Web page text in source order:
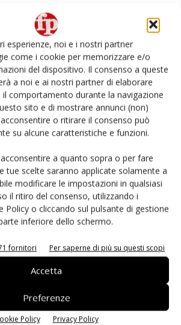
esperienze, noi e i nostri partner
come i cookie per memorizzare e/o
del dispositivo. Il consenso a queste
a noi e ai nostri partner di elaborare
comportamento durante la navigazione
sito e di mostrare annunci (non)
o ritirare il consenso può
su alcune caratteristiche e funzioni.
a quanto sopra o per fare
tue scelte saranno applicate solamente a
modificare le impostazioni in qualsiasi
il ritiro del consenso, utilizzando i
Policy o cliccando sul pulsante di gestione
inferiore dello schermo.
fornitori Per saperne di più su questi scopi
Accetta
Preferenze
Policy Privacy Policy
sale a 141 milioni nel
2026